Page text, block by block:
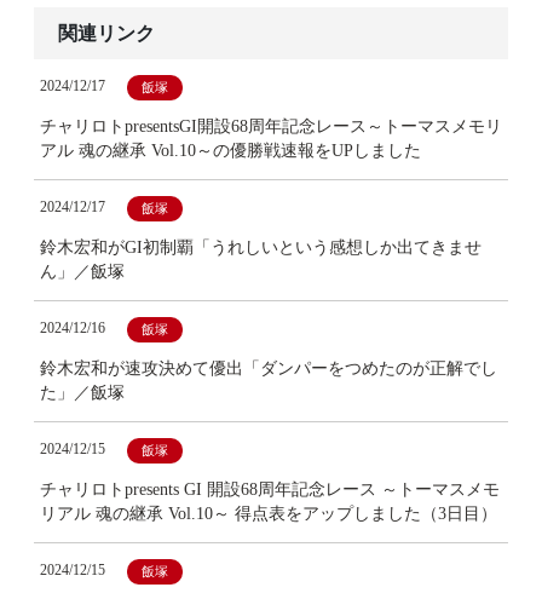
関連リンク
2024/12/17 飯塚
チャリロトpresentsGI開設68周年記念レース～トーマスメモリ
アル 魂の継承 Vol.10～の優勝戦速報をUPしました
2024/12/17 飯塚
鈴木宏和がGI初制覇「うれしいという感想しか出てきませ
ん」／飯塚
2024/12/16 飯塚
鈴木宏和が速攻決めて優出「ダンパーをつめたのが正解でし
た」／飯塚
2024/12/15 飯塚
チャリロトpresents GI 開設68周年記念レース ～トーマスメモ
リアル 魂の継承 Vol.10～ 得点表をアップしました（3日目）
2024/12/15 飯塚